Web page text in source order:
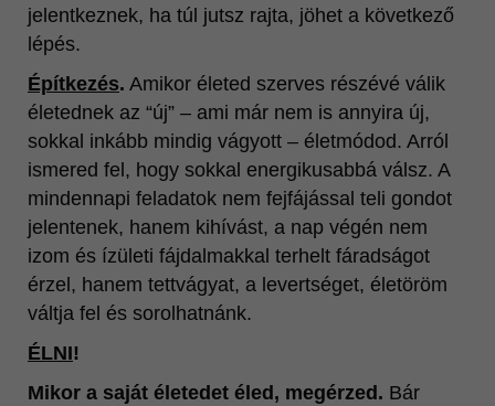
jelentkeznek, ha túl jutsz rajta, jöhet a következő
lépés.
Építkezés. Amikor életed szerves részévé válik
életednek az “új” – ami már nem is annyira új,
sokkal inkább mindig vágyott – életmódod. Arról
ismered fel, hogy sokkal energikusabbá válsz. A
mindennapi feladatok nem fejfájással teli gondot
jelentenek, hanem kihívást, a nap végén nem
izom és ízületi fájdalmakkal terhelt fáradságot
érzel, hanem tettvágyat, a levertséget, életöröm
váltja fel és sorolhatnánk.
ÉLNI!
Mikor a saját életedet éled, megérzed. Bár